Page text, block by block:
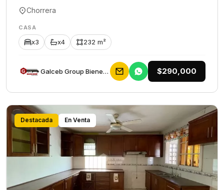
Chorrera
CASA
x3 x4 232 m²
Galceb Group Bienes Raices $290,000
Destacada En Venta